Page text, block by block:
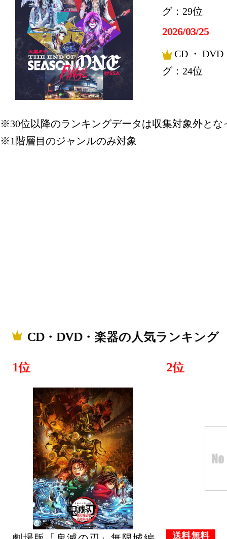
グ：29位
2026/03/25
CD・
グ：24位
※30位以降のランキングデータは収集対象外とな
※1階層目のジャンルのみ対象
CD・DVD・楽器の人気ランキング
1位 2位
送料無料